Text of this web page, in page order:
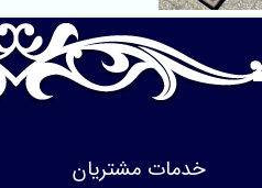
خدمات مشتریان